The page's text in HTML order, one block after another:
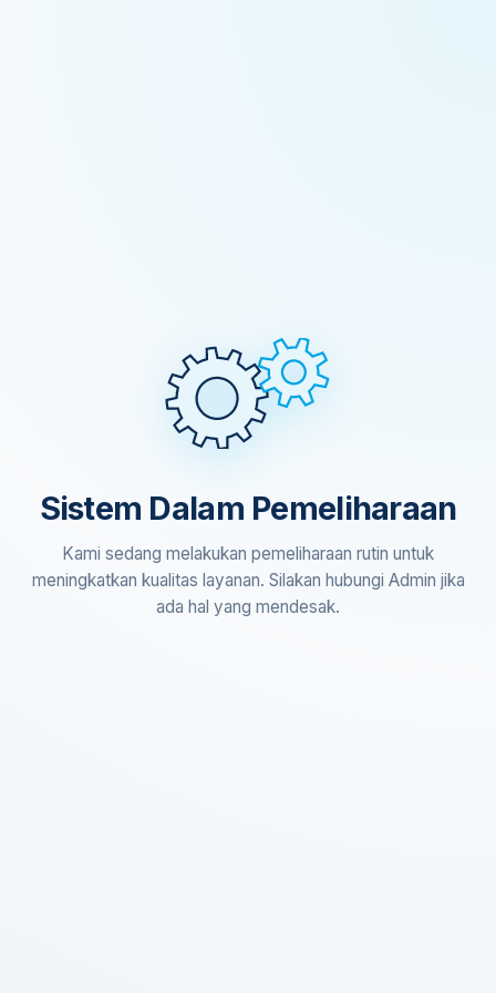
Sistem Dalam Pemeliharaan
Kami sedang melakukan pemeliharaan rutin untuk
meningkatkan kualitas layanan. Silakan hubungi Admin jika
ada hal yang mendesak.